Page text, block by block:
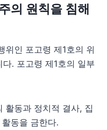
의 원칙을 침해
위인 포고령 제1호의 위
. 포고령 제1호의 일부
활동과 정치적 결사, 집
동을 금한다.